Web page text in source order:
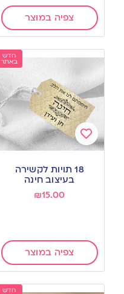
צפיה במוצר
חדש
באתר
Add
to
wishlist
18 תויות לקשירה
בעיצוב חינה
₪15.00
צפיה במוצר
חדש